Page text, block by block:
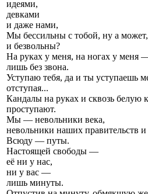
идеями,
девками
и даже нами,
Мы бессильны с тобой, ну а
и безвольны?
На руках у меня, на ногах у меня
лишь без звона.
Уступаю тебя, да и ты уступаешь
отступая...
Кандалы на руках и сквозь белую
проступают.
Мы — невольники века,
невольники наших правительств и
Всюду — путы.
Настоящей свободы —
её ни у нас,
ни у вас —
лишь минуты.